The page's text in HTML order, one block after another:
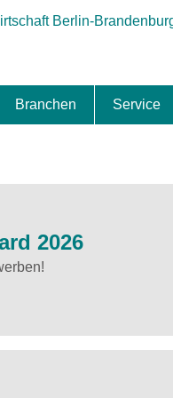
Branchen Service
2026